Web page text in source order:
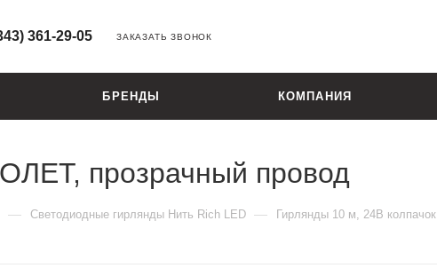
361-29-05 ЗАКАЗАТЬ ЗВОНОК
БРЕНДЫ КОМПАНИЯ
прозрачный провод
— Светодиодные гирлянды Нить Rich LED — Гирлянды 10 м, 24В колпачок